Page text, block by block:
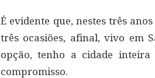
É evidente que, nestes três
três ocasiões, afinal, vivo em
opção, tenho a cidade
compromisso.